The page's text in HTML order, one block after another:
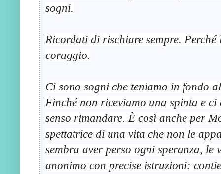
sogni.
Ricordati di rischiare sempre.
coraggio.
Ci sono sogni che teniamo in fondo
Finché non riceviamo una spinta e
senso rimandare. È così anche per
spettatrice di una vita che non le
sembra aver perso ogni speranza, le
anonimo con precise istruzioni: